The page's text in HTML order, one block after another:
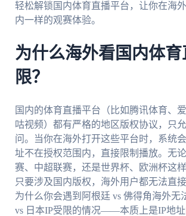
轻松解锁国内体育直播平台，让你在海
内一样的观赛体验。
为什么海外看国内体
限？
国内的体育直播平台（比如腾讯体育、
咕视频）都有严格的地区版权协议，只
问。当你在海外打开这些平台时，系统
址不在授权范围内，直接限制播放。无
赛、中超联赛，还是世界杯、欧洲杯这样
只要涉及国内版权，海外用户都无法直
为什么你会遇到阿根廷 vs 佛得角海外无
vs 日本IP受限的情况——本质上是IP地址